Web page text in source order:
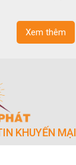
có độ dày khác
Xem thêm
KHUYẾN MẠI